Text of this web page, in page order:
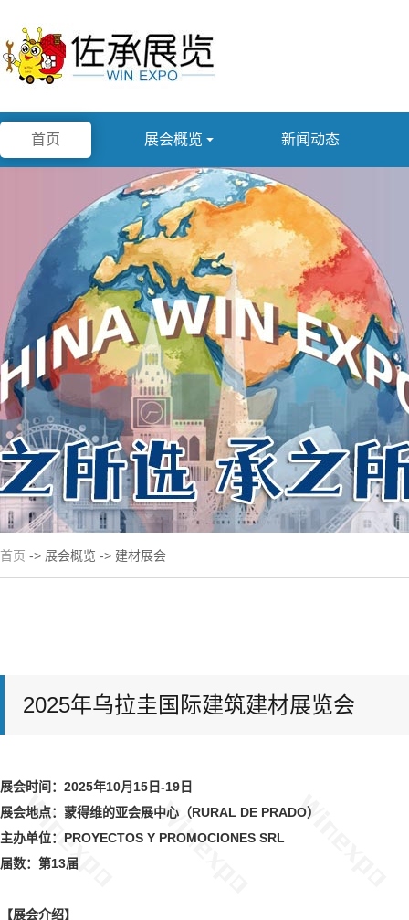
首页 展会概览  新闻动态
首页 -> 展会概览 -> 建材展会
2025年乌拉圭国际建筑建材展览会
展会时间：2025年10月15日-19日
展会地点：蒙得维的亚会展中心（RURAL DE PRADO）
主办单位：PROYECTOS Y PROMOCIONES SRL
届数：第13届
【展会介绍】